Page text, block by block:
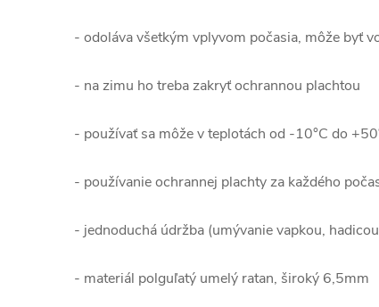
- odoláva všetkým vplyvom počasia, môže byť
- na zimu ho treba zakryť ochrannou plachtou
- používať sa môže v teplotách od -10°C do
- používanie ochrannej plachty za každého
- jednoduchá údržba (umývanie vapkou,
- materiál polguľatý umelý ratan, široký 6,5mm